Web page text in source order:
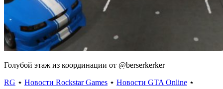
Голубой этаж из координации от @berserkerker
RG ⋆ Новости Rockstar Games ⋆ Новости GTA Online ⋆